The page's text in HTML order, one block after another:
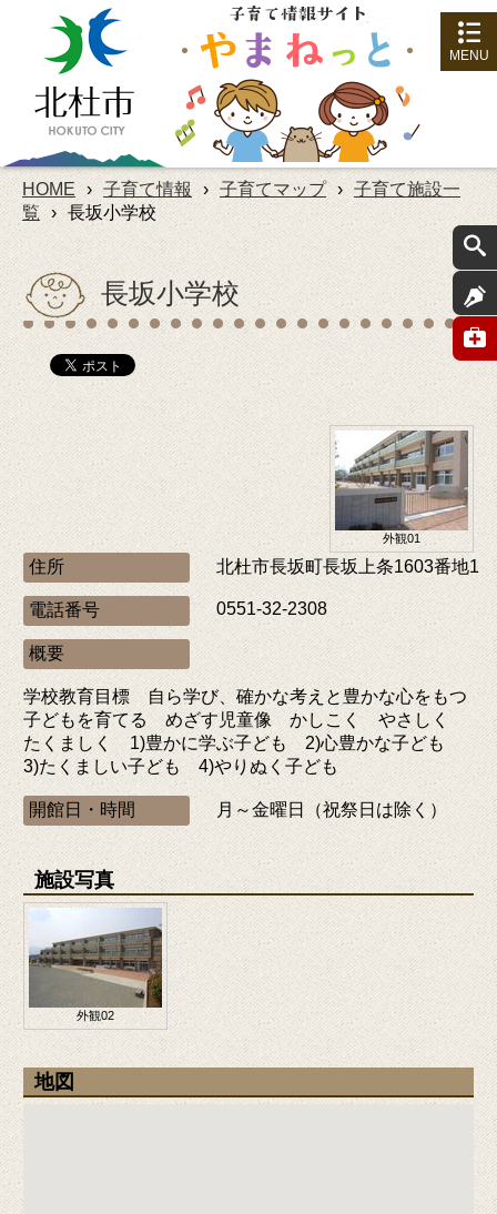
MENU
HOME › 子育て情報 › 子育てマップ › 子育て施設一
覧 › 長坂小学校
長坂小学校
外観01
住所 北杜市長坂町長坂上条1603番地1
電話番号 0551-32-2308
概要
学校教育目標 自ら学び、確かな考えと豊かな心をもつ
子どもを育てる めざす児童像 かしこく やさしく
たくましく 1)豊かに学ぶ子ども 2)心豊かな子ども
3)たくましい子ども 4)やりぬく子ども
開館日・時間 月～金曜日（祝祭日は除く）
施設写真
外観02
地図